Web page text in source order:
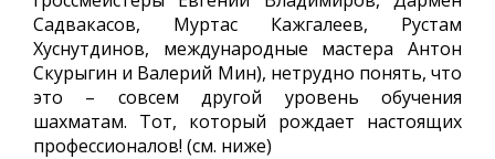
Садвакасов, Муртас Кажгалеев, Рустам
Хуснутдинов, международные мастера Антон
Скурыгин и Валерий Мин), нетрудно понять, что
это – совсем другой уровень обучения
шахматам. Тот, который рождает настоящих
профессионалов! (см. ниже)